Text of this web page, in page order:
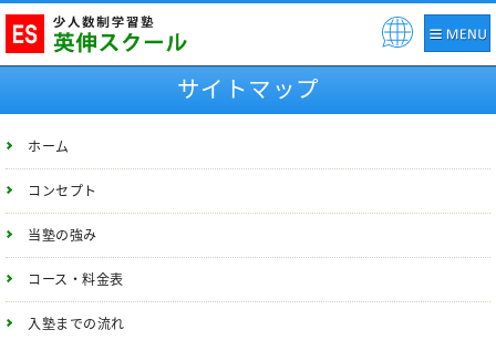
サイトマップ
ホーム
コンセプト
当塾の強み
コース・料金表
入塾までの流れ